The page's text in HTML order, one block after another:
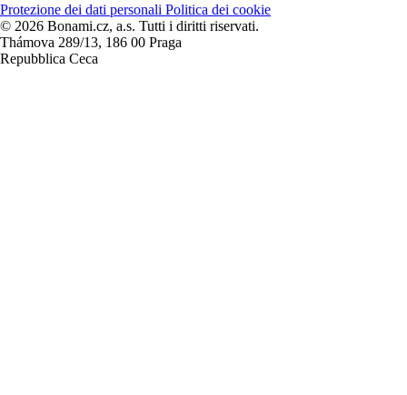
Protezione dei dati personali Politica dei cookie
© 2026 Bonami.cz, a.s. Tutti i diritti riservati.
Thámova 289/13, 186 00 Praga
Repubblica Ceca